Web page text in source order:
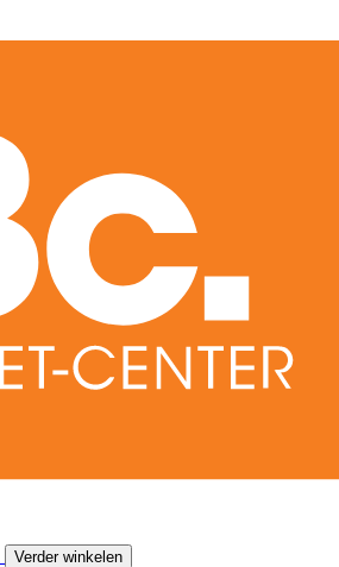
Verder winkelen